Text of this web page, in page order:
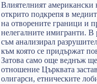
Влиятелният
открито подкрепя в
на отворените граници и
нелегалните имигранти. В
съм анализирал
към която се придържат
Затова само още веднъж
отношение Църквата
олигарси, етническите